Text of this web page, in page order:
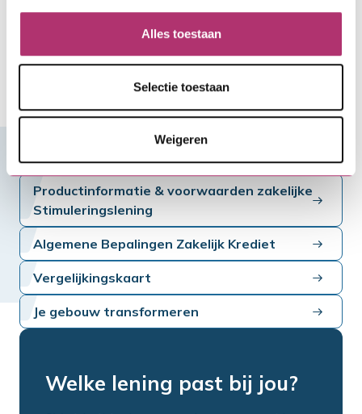
Alles toestaan
Selectie toestaan
Weigeren
tevens een toegevoegde waarde hebben voor de
werkgelegenheid in Friesland. Voorbeelden zijn
energiebesparing in de bebouwde omgeving.
Meer over het FSFE
Direct bekijken
Productinformatie & voorwaarden zakelijke
Stimuleringslening
Algemene Bepalingen Zakelijk Krediet
Vergelijkingskaart
Je gebouw transformeren